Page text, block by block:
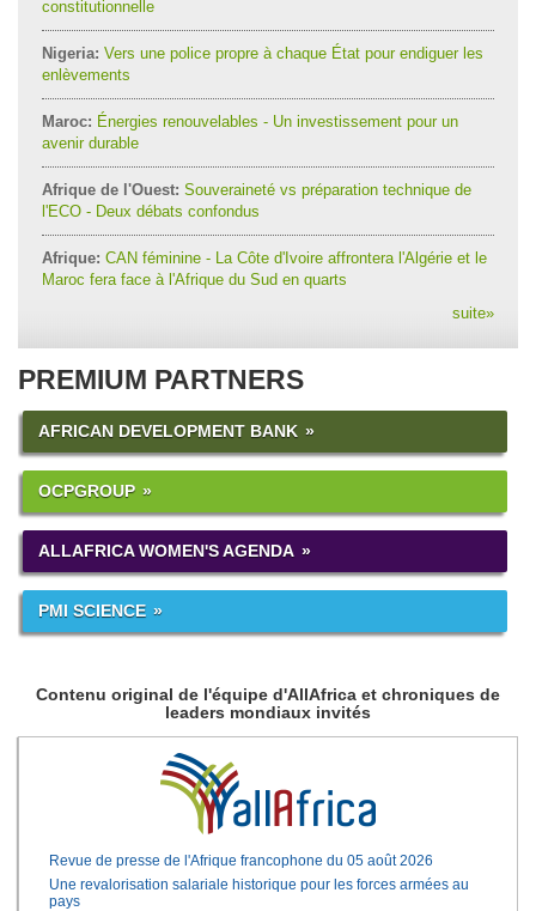
constitutionnelle
Nigeria: Vers une police propre à chaque État pour endiguer les
enlèvements
Maroc: Énergies renouvelables - Un investissement pour un
avenir durable
Afrique de l'Ouest: Souveraineté vs préparation technique de
l'ECO - Deux débats confondus
Afrique: CAN féminine - La Côte d'Ivoire affrontera l'Algérie et le
Maroc fera face à l'Afrique du Sud en quarts
suite»
PREMIUM PARTNERS
AFRICAN DEVELOPMENT BANK
OCPGROUP
ALLAFRICA WOMEN'S AGENDA
PMI SCIENCE
Contenu original de l'équipe d'AllAfrica et chroniques de
leaders mondiaux invités
Revue de presse de l'Afrique francophone du 05 août 2026
Une revalorisation salariale historique pour les forces armées au
pays